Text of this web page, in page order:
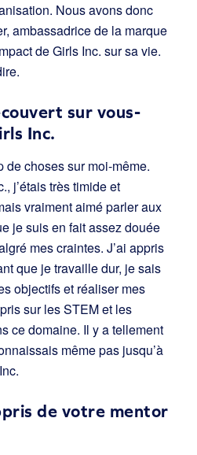
Nous avons donc
ambassadrice de la marque
de Girls Inc. sur sa vie.
sur vous-
Inc.
de choses sur moi-même.
j’étais très timide et
vraiment aimé parler aux
je suis en fait assez douée
mes craintes. J’ai appris
que je travaille dur, je sais
objectifs et réaliser mes
sur les STEM et les
ce domaine. Il y a tellement
même pas jusqu’à
de votre mentor